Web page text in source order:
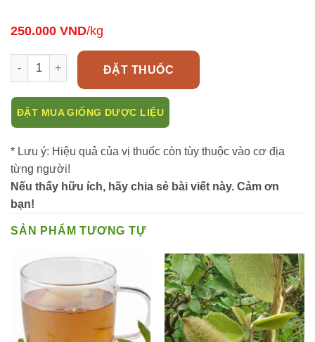
250.000 VND/kg
Kê nội kim (màng mề gà) điều trị viêm đại tràng số lượng
ĐẶT THUỐC
ĐẶT MUA GIỐNG DƯỢC LIỆU
* Lưu ý: Hiệu quả của vị thuốc còn tùy thuộc vào cơ địa
từng người!
Nếu thấy hữu ích, hãy chia sẻ bài viết này. Cảm ơn
bạn!
SẢN PHẨM TƯƠNG TỰ